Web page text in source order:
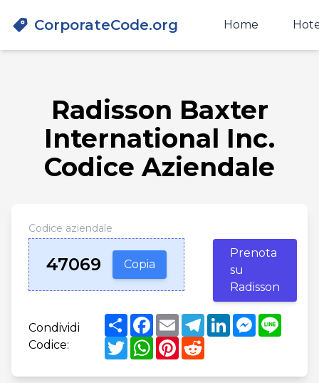
CorporateCode.org Home
Radisson Baxter
International Inc.
Codice Aziendale
Codice aziendale
47069 Copia
Prenota
su
Radisson
Condividi
Codice:
ShareFacebook
EmailTelegram
LinkedInMessenger
Line
TwitterWhatsApp
Pinterest
Reddit